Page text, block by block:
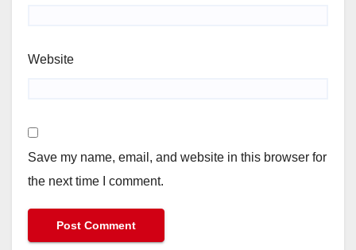
Website
Save my name, email, and website in this browser for
the next time I comment.